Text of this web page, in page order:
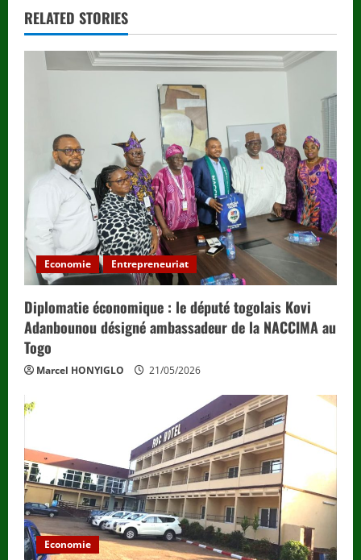
RELATED STORIES
Economie Entrepreneuriat
Diplomatie économique : le député togolais Kovi
Adanbounou désigné ambassadeur de la NACCIMA au
Togo
Marcel HONYIGLO 21/05/2026
Economie